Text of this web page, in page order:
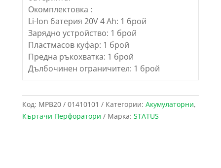
Окомплектовка :
Li-Ion батерия 20V 4 Ah: 1 брой
Зарядно устройство: 1 брой
Пластмасов куфар: 1 брой
Предна ръкохватка: 1 брой
Дълбочинен ограничител: 1 брой
Код: MPB20 / 01410101 Категории: Акумулаторни,
Къртачи Перфоратори
Марка: STATUS